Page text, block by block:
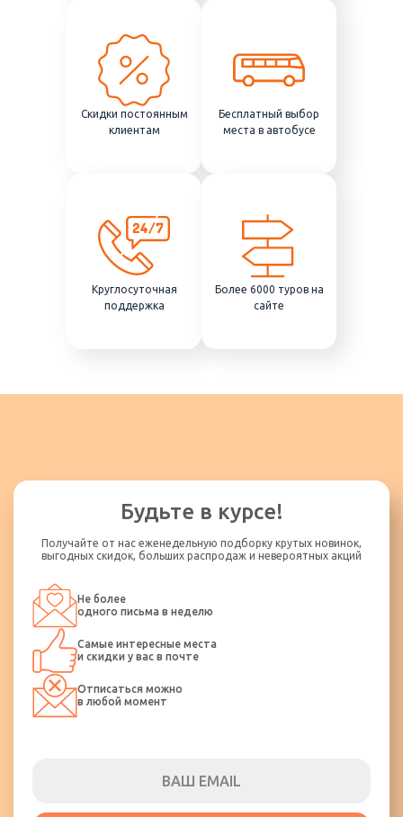
Скидки постоянным
клиентам
Бесплатный выбор
места в автобусе
Круглосуточная
поддержка
Более 6000 туров на
сайте
Будьте в курсе!
Получайте от нас еженедельную подборку крутых новинок,
выгодных скидок, больших распродаж и невероятных акций
Не более
одного письма в неделю
Самые интересные места
и скидки у вас в почте
Отписаться можно
в любой момент